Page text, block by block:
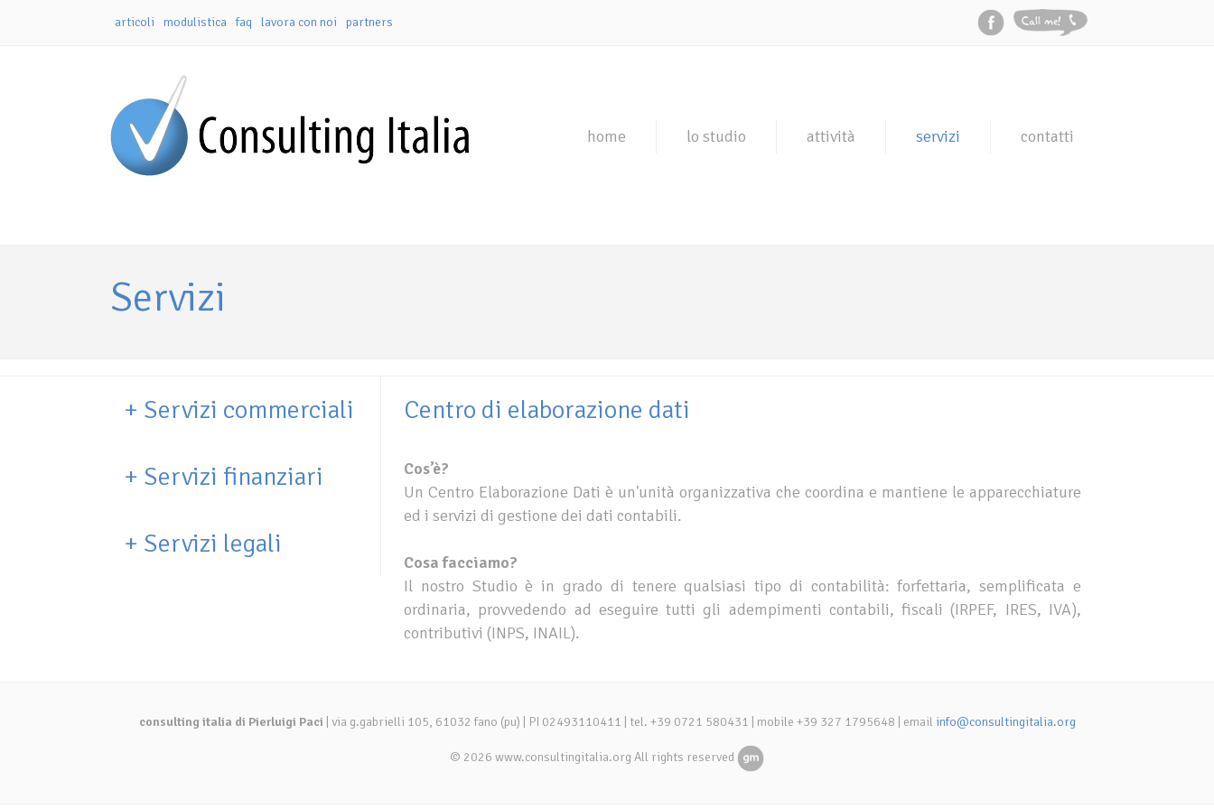
articoli modulistica faq lavora con noi partners
home lo studio attività servizi contatti
Servizi
+ Servizi commerciali
+ Servizi finanziari
+ Servizi legali
Centro di elaborazione dati
Cos’è?
Un Centro Elaborazione Dati è un'unità organizzativa che coordina e mantiene le apparecchiature
ed i servizi di gestione dei dati contabili.
Cosa facciamo?
Il nostro Studio è in grado di tenere qualsiasi tipo di contabilità: forfettaria, semplificata e
ordinaria, provvedendo ad eseguire tutti gli adempimenti contabili, fiscali (IRPEF, IRES, IVA),
contributivi (INPS, INAIL).
consulting italia di Pierluigi Paci | via g.gabrielli 105, 61032 fano (pu) | PI 02493110411 | tel. +39 0721 580431 | mobile +39 327 1795648 | email info@consultingitalia.org
© 2026 www.consultingitalia.org All rights reserved